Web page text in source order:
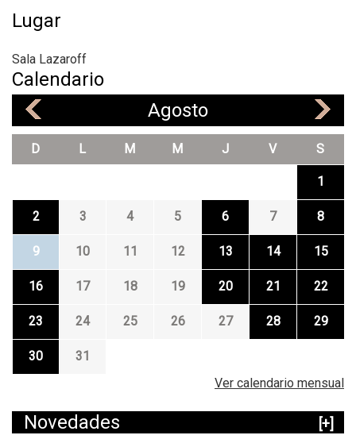
Lugar
Sala Lazaroff
Calendario
Agosto
D L M M J V S
1
2 3 4 5 6 7 8
9 10 11 12 13 14 15
16 17 18 19 20 21 22
23 24 25 26 27 28 29
30
31
Ver calendario mensual
Novedades
[+]